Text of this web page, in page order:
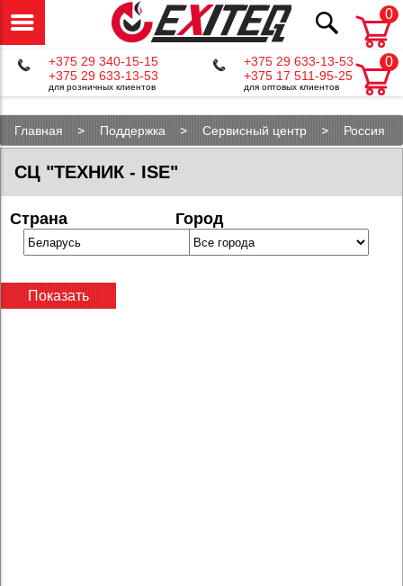
0
0
+375 29 340-15-15
+375 29 633-13-53
для розничных клиентов
+375 29 633-13-53
+375 17 511-95-25
для оптовых клиентов
Главная Поддержка Сервисный центр
Россия
СЦ "ТЕХНИК - ISE"
Страна Город
Показать